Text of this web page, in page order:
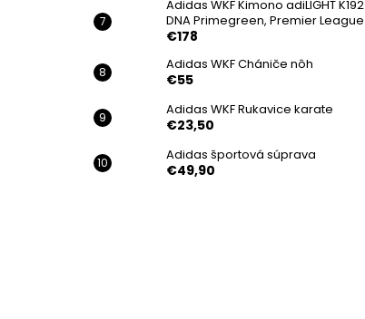
Adidas WKF Kimono adiLIGHT K192
DNA Primegreen, Premier League
€178
Adidas WKF Chániče nôh
€55
Adidas WKF Rukavice karate
€23,50
Adidas športová súprava
€49,90